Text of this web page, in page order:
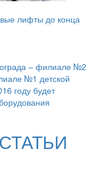
лифты до конца
– филиале №2
№1 детской
году будет